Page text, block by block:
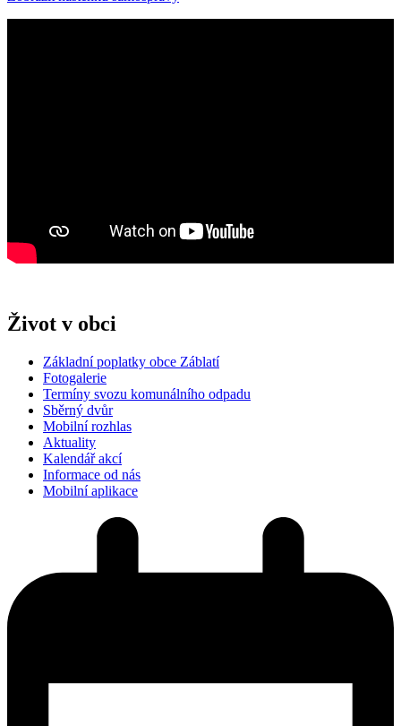
Život v obci
Základní poplatky obce Záblatí
Fotogalerie
Termíny svozu komunálního odpadu
Sběrný dvůr
Mobilní rozhlas
Aktuality
Kalendář akcí
Informace od nás
Mobilní aplikace